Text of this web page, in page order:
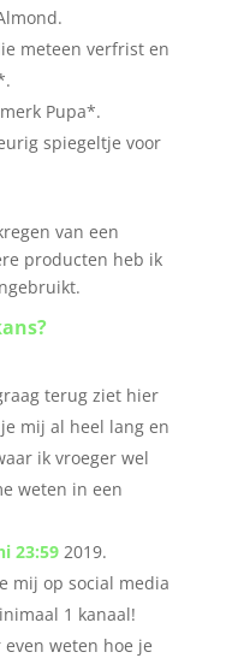
meteen verfrist en
Pupa*.
spiegeltje voor
van een
producten heb ik
terug ziet hier
mij al heel lang en
ik vroeger wel
weten in een
23:592019.
mij op social media
1 kanaal!
weten hoe je